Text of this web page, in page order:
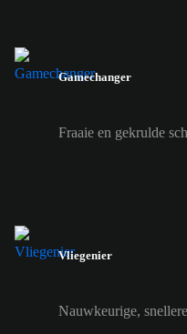
Gamechanger
Fraaie en gekrulde
Vliegenier
Nauwkeurige,